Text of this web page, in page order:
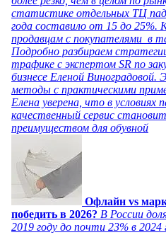
статистике отдельных ТЦ
года составило от 15 до
продавцам с покупателями в
Подробно разбираем
трафике с экспертом SR по
бизнесе Еленой Виноградовой.
методы с практическими
Елена уверена, что в
качественный сервис
преимуществом для обувной
Офлайн vs
победить в 2026? В России
2019 году до почти 23% в